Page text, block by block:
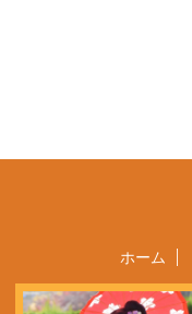
ホーム